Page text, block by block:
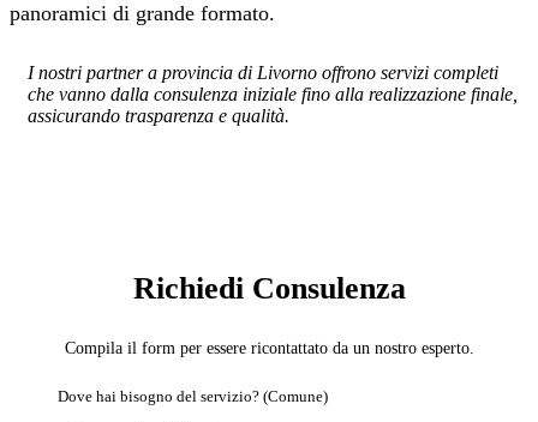
panoramici di grande formato.
I nostri partner a provincia di Livorno offrono servizi completi
che vanno dalla consulenza iniziale fino alla realizzazione finale,
assicurando trasparenza e qualità.
Richiedi Consulenza
Compila il form per essere ricontattato da un nostro esperto.
Dove hai bisogno del servizio? (Comune)